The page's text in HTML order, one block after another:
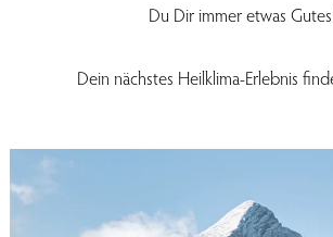
Du Dir immer etwas
Dein nächstes Heilklima-Erlebnis